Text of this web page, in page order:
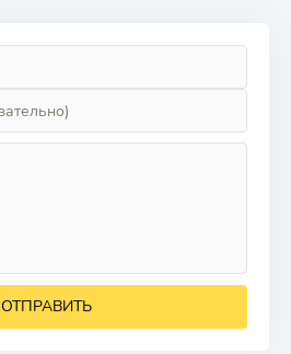
ОТПРАВИТЬ